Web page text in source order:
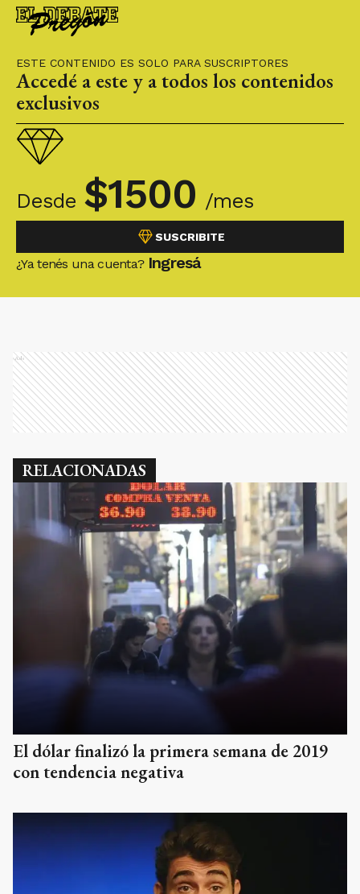
ESTE CONTENIDO ES SOLO PARA SUSCRIPTORES
Accedé a este y a todos los contenidos
exclusivos
Desde $1500 /mes
SUSCRIBITE
¿Ya tenés una cuenta? Ingresá
Ads
RELACIONADAS
El dólar finalizó la primera semana de 2019
con tendencia negativa